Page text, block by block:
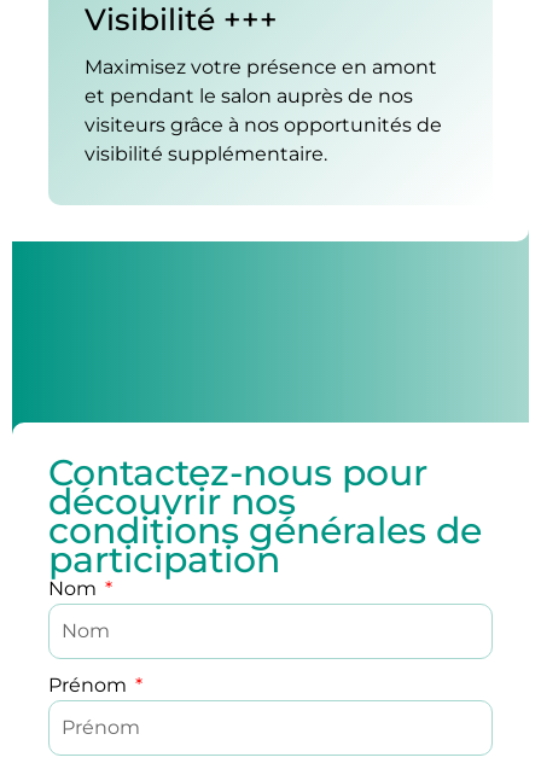
Visibilité +++
Maximisez votre présence en amont
et pendant le salon auprès de nos
visiteurs grâce à nos opportunités de
visibilité supplémentaire.
Contactez-nous pour
découvrir nos
conditions générales de
participation
Nom
Prénom